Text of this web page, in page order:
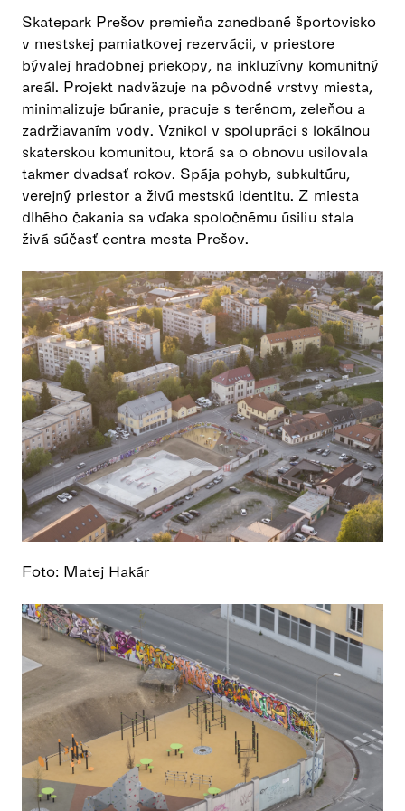
Skatepark Prešov premieňa zanedbané športovisko
v mestskej pamiatkovej rezervácii, v priestore
bývalej hradobnej priekopy, na inkluzívny komunitný
areál. Projekt nadväzuje na pôvodné vrstvy miesta,
minimalizuje búranie, pracuje s terénom, zeleňou a
zadržiavaním vody. Vznikol v spolupráci s lokálnou
skaterskou komunitou, ktorá sa o obnovu usilovala
takmer dvadsať rokov. Spája pohyb, subkultúru,
verejný priestor a živú mestskú identitu. Z miesta
dlhého čakania sa vďaka spoločnému úsiliu stala
živá súčasť centra mesta Prešov.
Foto: Matej Hakár